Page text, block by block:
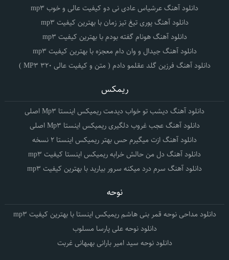
دانلود آهنگ عرشیاس عادی نی دو کیفیت عالی و خوب mp3
دانلود آهنگ پوری تیغ تیز زمان با بهترین کیفیت mp3
دانلود آهنگ هونام گفته بودم با بهترین کیفیت mp3
دانلود آهنگ جیدال و وان دام معجزه با بهترین کیفیت mp3
دانلود آهنگ فرزین گلد عقلمو دادم ( متن و کیفیت عالی 320 MP3 )
ریمکس
دانلود آهنگ دیشب تو خواب دیدمت ریمیکس اینستا Mp3 اصلی
دانلود آهنگ عجب غروب دلگیری ریمیکس اینستا Mp3 اصلی
دانلود آهنگ ازت میگیرم حس بهتر ریمیکس اینستا 2 نسخه
دانلود آهنگ دل من حالش خرابه ریمیکس اینستا کیفیت mp3
دانلود آهنگ سرم درد میکنه سرور بیارید با بهترین کیفیت mp3
نوحه
دانلود مداحی نوحه قمر بنی هاشم ریمیکس اینستا با بهترین کیفیت mp3
دانلود نوحه علی پارسا مسلوب
دانلود نوحه سید امیر بارانی بهبهانی غربت